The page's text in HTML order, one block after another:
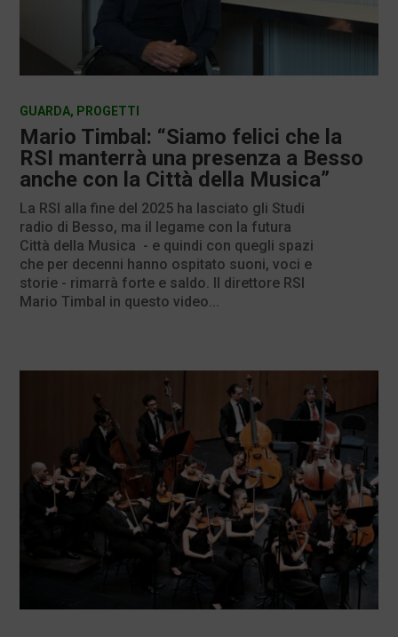
Mario Timbal: “Siamo felici che la
RSI manterrà una presenza a Besso
anche con la Città della Musica”
GUARDA, PROGETTI
La RSI alla fine del 2025 ha lasciato gli Studi
radio di Besso, ma il legame con la futura
Città della Musica - e quindi con quegli spazi
che per decenni hanno ospitato suoni, voci e
storie - rimarrà forte e saldo. Il direttore RSI
Mario Timbal in questo video...